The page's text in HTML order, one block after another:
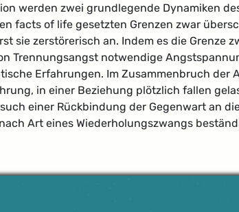
werden zwei grundlegende Dynamiken
facts of life gesetzten Grenzen zwar
sie zerstörerisch an. Indem es die Grenze
Trennungsangst notwendige
Erfahrungen. Im Zusammenbruch der
in einer Beziehung plötzlich fallen
einer Rückbindung der Gegenwart an
Art eines Wiederholungszwangs